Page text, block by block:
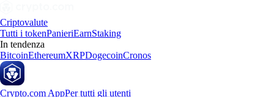
Criptovalute
Tutti i tokenPanieriEarnStaking
In tendenza
BitcoinEthereumXRPDogecoinCronos
Crypto.com AppPer tutti gli utenti